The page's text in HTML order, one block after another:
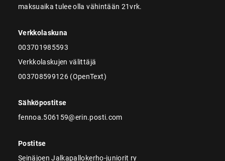
maksuaika tulee olla vähintään 21vrk.
Verkkolaskuna
003701985593
Verkkolaskujen välittäjä
003708599126 (OpenText)
Sähköpostitse
fennoa.506159@erin.posti.com
Postitse
Seinäjoen Jalkapallokerho-juniorit ry